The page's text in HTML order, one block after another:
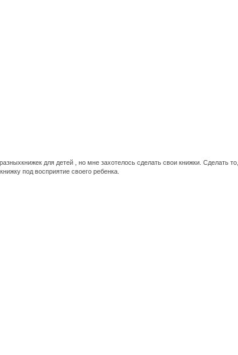
для детей , но мне захотелось сделать свои книжки. Сделать
под восприятие своего ребенка.